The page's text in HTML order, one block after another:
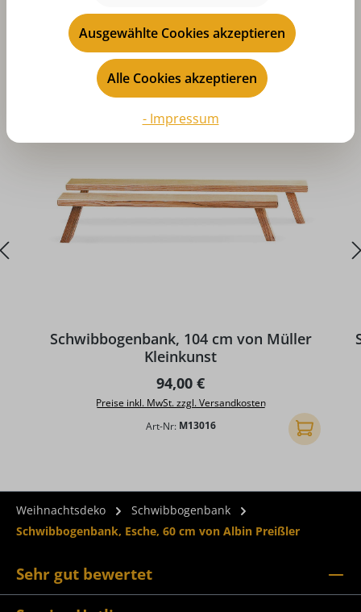
Produktgalerie überspringen
Das könnte Ihnen auch gefallen
Schwibbogenbank, 104 cm von Müller
Kleinkunst
Regulärer Preis:
94,00 €
Preise inkl. MwSt. zzgl. Versandkosten
Art-Nr: M13016 In den
Weihnachtsdeko
Schwibbogenbank
Schwibbogenbank, Esche, 60 cm von Albin Preißler
Sehr gut bewertet
Ausgewählte Cookies akzeptieren
Alle Cookies akzeptieren
- Impressum